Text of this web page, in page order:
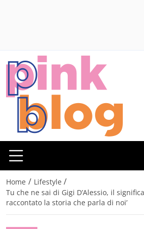
Home / Lifestyle /
Tu che ne sai di Gigi D’Alessio, il
raccontato la storia che parla di noi’